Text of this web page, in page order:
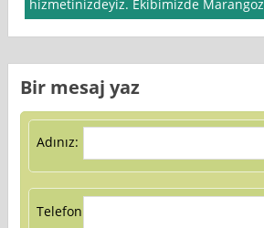
hizmetinizdeyiz. Ekibimizde Marangoz
Bir mesaj yaz
Adınız:
Telefon: